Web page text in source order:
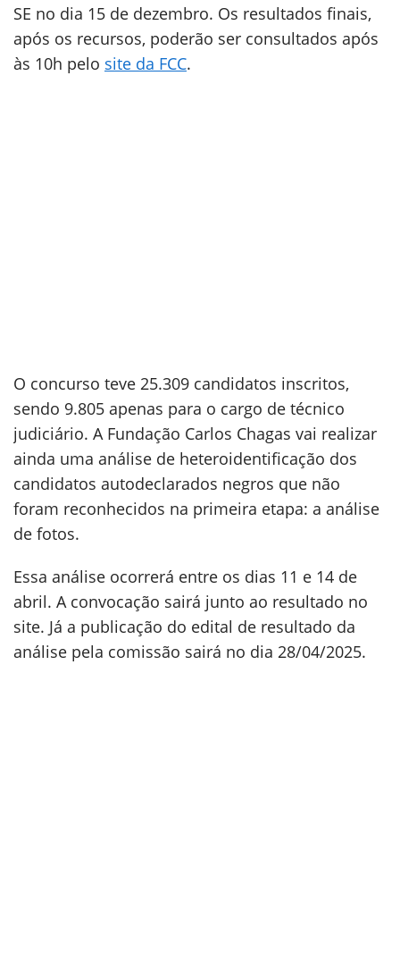
SE no dia 15 de dezembro. Os resultados finais,
após os recursos, poderão ser consultados após
às 10h pelo site da FCC.
O concurso teve 25.309 candidatos inscritos,
sendo 9.805 apenas para o cargo de técnico
judiciário. A Fundação Carlos Chagas vai realizar
ainda uma análise de heteroidentificação dos
candidatos autodeclarados negros que não
foram reconhecidos na primeira etapa: a análise
de fotos.
Essa análise ocorrerá entre os dias 11 e 14 de
abril. A convocação sairá junto ao resultado no
site. Já a publicação do edital de resultado da
análise pela comissão sairá no dia 28/04/2025.